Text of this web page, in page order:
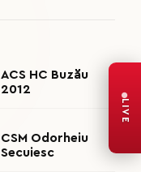
ACS HC Buzău
2012
CSM Odorheiu
Secuiesc
LIVE